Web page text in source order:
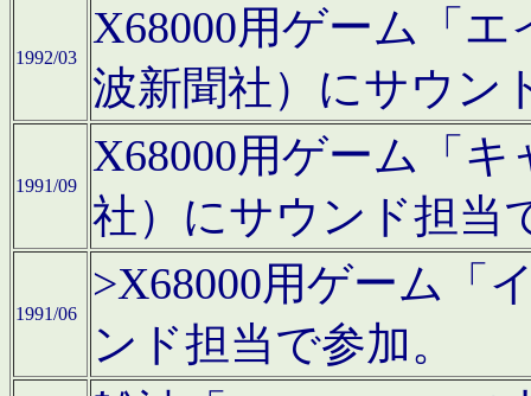
1992/03
X68000用ゲーム「
波新聞社）にサウン
1991/09
X68000用ゲーム「
社）にサウンド担当
1991/06
>X68000用ゲーム「
ンド担当で参加。